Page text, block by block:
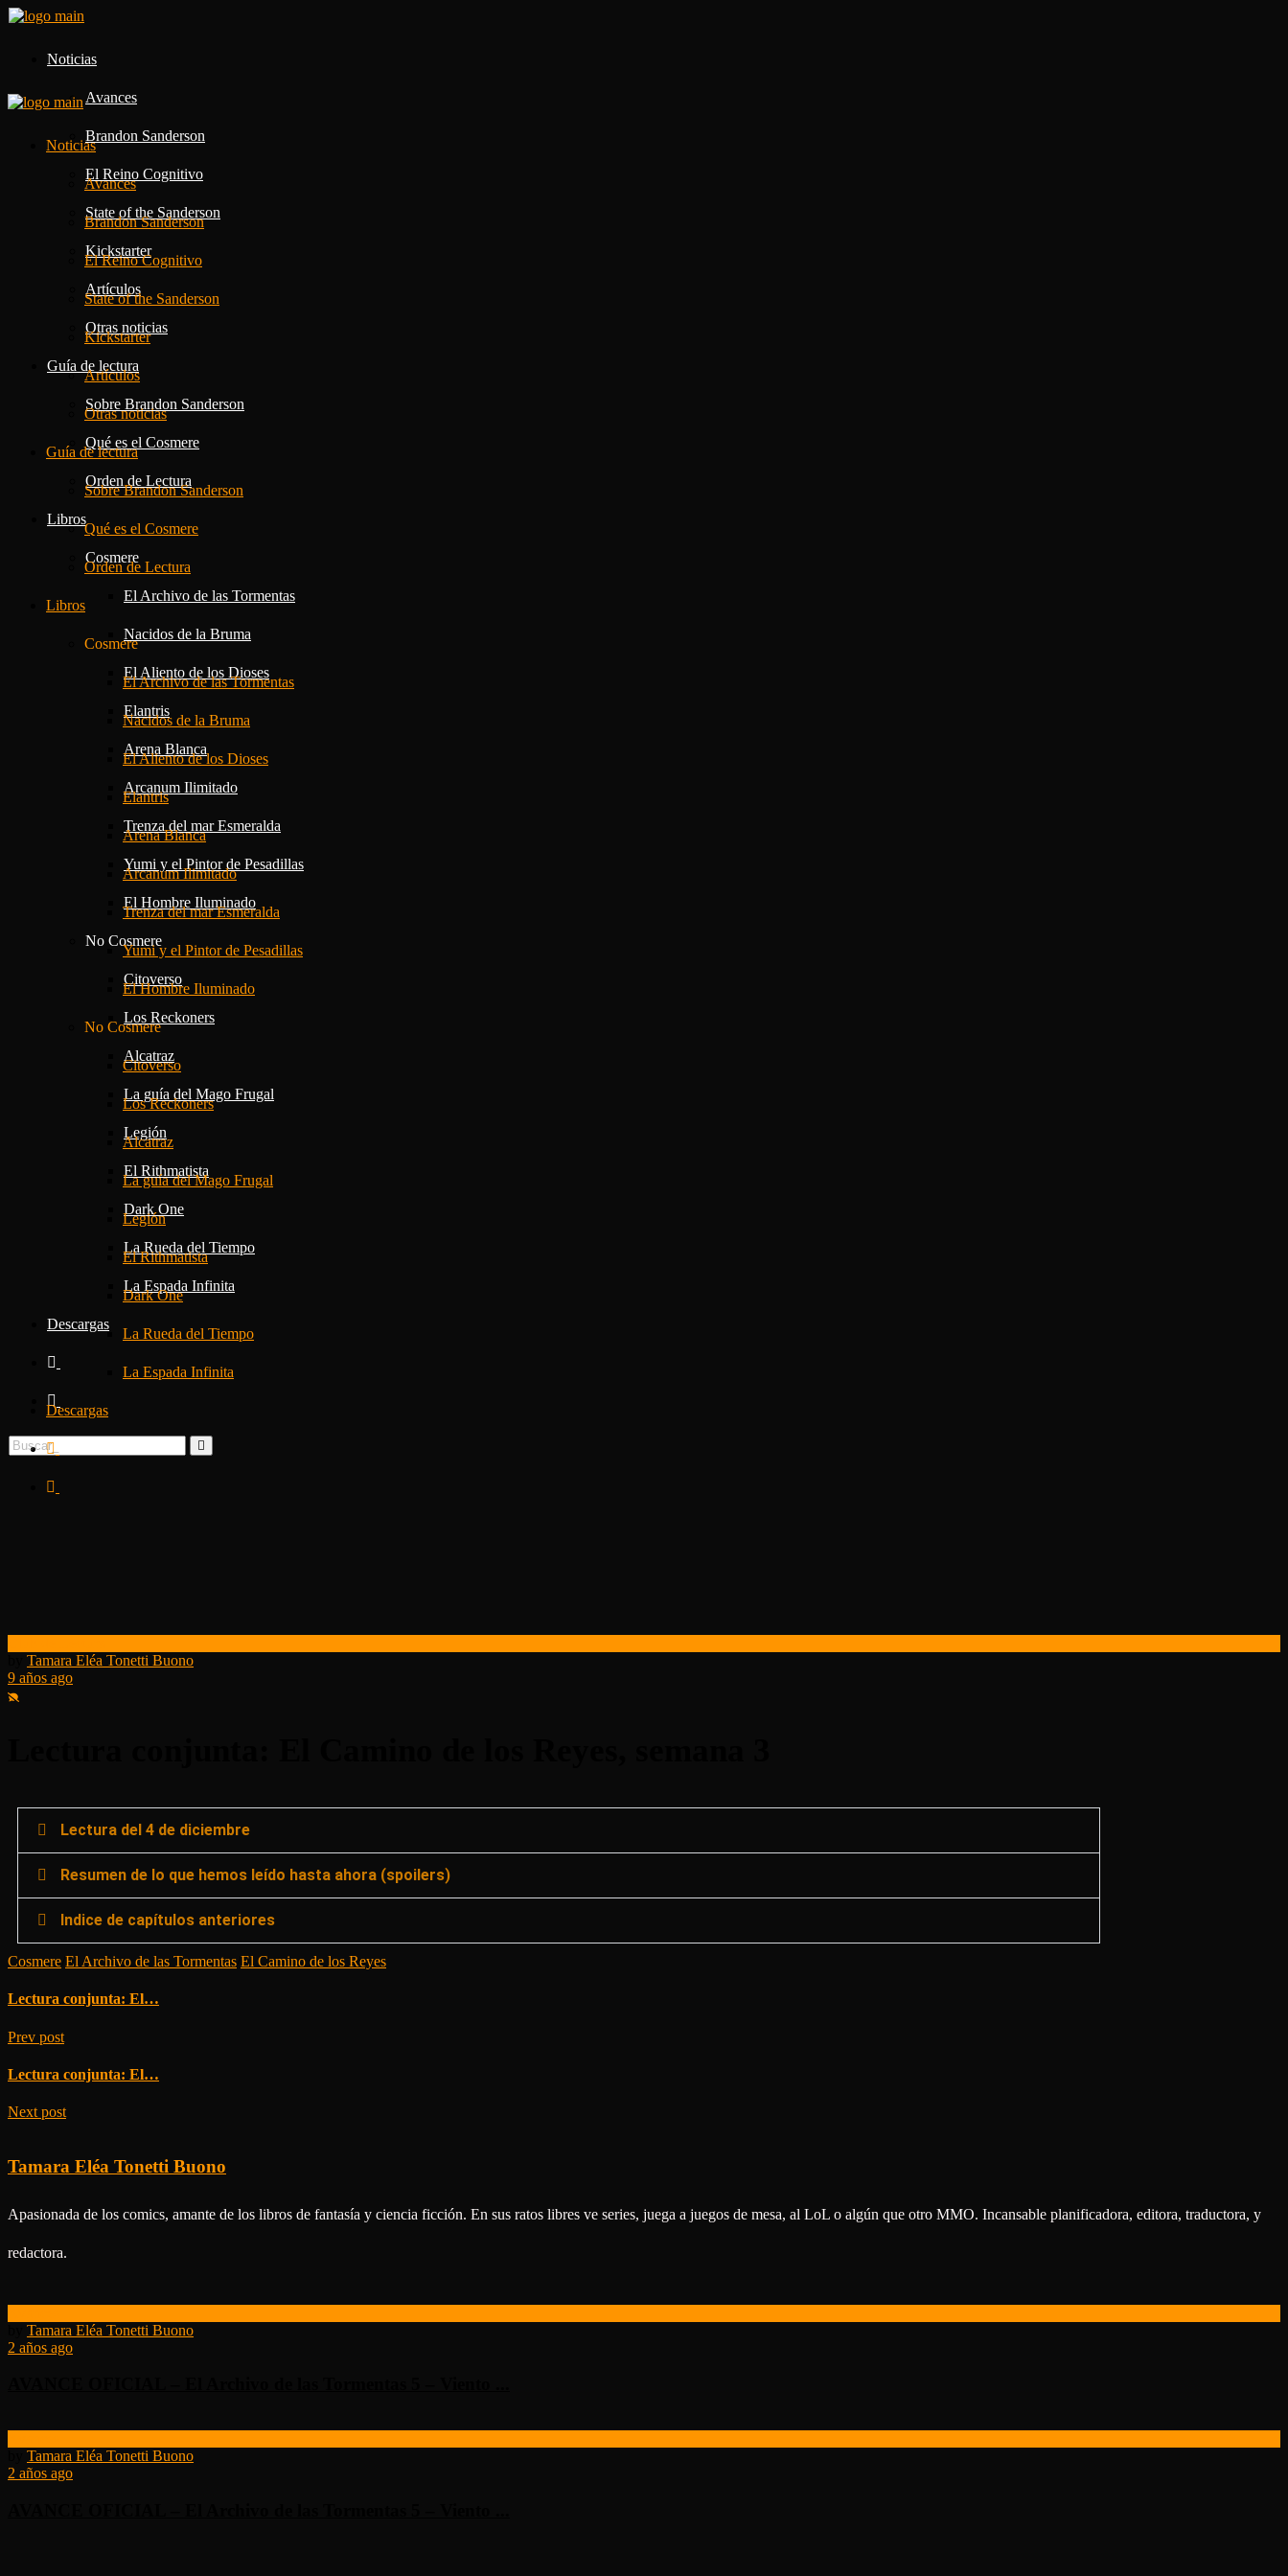
Noticias
Avances
Brandon Sanderson
El Reino Cognitivo
State of the Sanderson
Kickstarter
Artículos
Otras noticias
Guía de lectura
Sobre Brandon Sanderson
Qué es el Cosmere
Orden de Lectura
Libros
Cosmere
El Archivo de las Tormentas
Nacidos de la Bruma
El Aliento de los Dioses
Elantris
Arena Blanca
Arcanum Ilimitado
Trenza del mar Esmeralda
Yumi y el Pintor de Pesadillas
El Hombre Iluminado
No Cosmere
Citoverso
Los Reckoners
Alcatraz
La guía del Mago Frugal
Legión
El Rithmatista
Dark One
La Rueda del Tiempo
La Espada Infinita
Descargas
Noticias
Avances
Brandon Sanderson
El Reino Cognitivo
State of the Sanderson
Kickstarter
Artículos
Otras noticias
Guía de lectura
Sobre Brandon Sanderson
Qué es el Cosmere
Orden de Lectura
Libros
Cosmere
El Archivo de las Tormentas
Nacidos de la Bruma
El Aliento de los Dioses
Elantris
Arena Blanca
Arcanum Ilimitado
Trenza del mar Esmeralda
Yumi y el Pintor de Pesadillas
El Hombre Iluminado
No Cosmere
Citoverso
Los Reckoners
Alcatraz
La guía del Mago Frugal
Legión
El Rithmatista
Dark One
La Rueda del Tiempo
La Espada Infinita
Descargas
Tamara Eléa Tonetti Buono
9 años ago
Lectura del 4 de diciembre
Resumen de lo que hemos leído hasta ahora (spoilers)
Indice de capítulos anteriores
Cosmere El Archivo de las Tormentas El Camino de los Reyes
Lectura conjunta: El…
Prev post
Lectura conjunta: El…
Next post
Tamara Eléa Tonetti Buono
Apasionada de los comics, amante de los libros de fantasía y ciencia ficción. En sus ratos libres ve series, juega a juegos de mesa, al LoL o algún que otro MMO. Incansable planificadora, editora, traductora, y
redactora.
Tamara Eléa Tonetti Buono
2 años ago
Tamara Eléa Tonetti Buono
2 años ago